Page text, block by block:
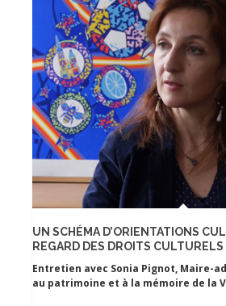
UN SCHÉMA D’ORIENTATIONS
REGARD DES DROITS CULTURELS
Entretien avec Sonia Pignot, Maire-
au patrimoine et à la mémoire de la